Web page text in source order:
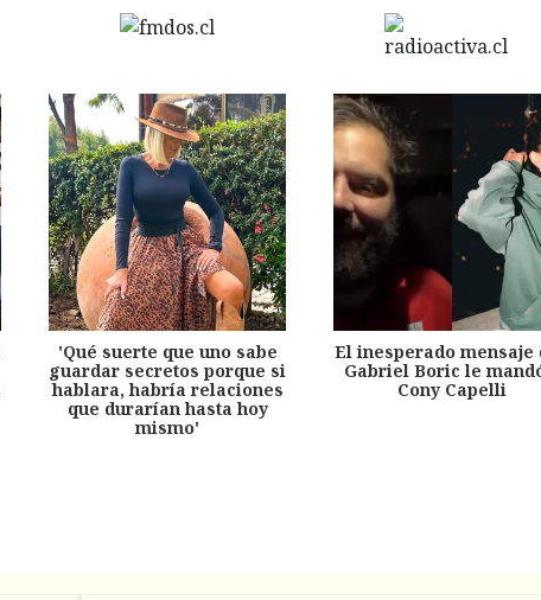
'Qué suerte que uno sabe
guardar secretos porque si
hablara, habría relaciones
que durarían hasta hoy
mismo'
El inesperado mensaje
Gabriel Boric le
Cony Capelli